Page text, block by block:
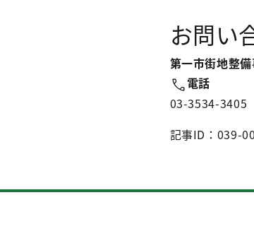
お問い
第一市街地整
電話
03-3534-3405
記事ID：039-